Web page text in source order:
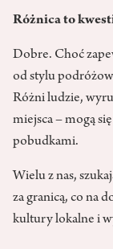
Różnica to
Dobre. Choć
od stylu
Różni ludzie,
miejsca – mogą
pobudkami.
Wielu z nas,
za granicą, co na
kultury lokalne i